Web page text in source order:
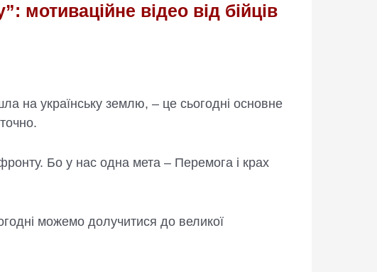
мотиваційне відео від бійців
на українську землю, – це сьогодні основне
Бо у нас одна мета – Перемога і крах
можемо долучитися до великої